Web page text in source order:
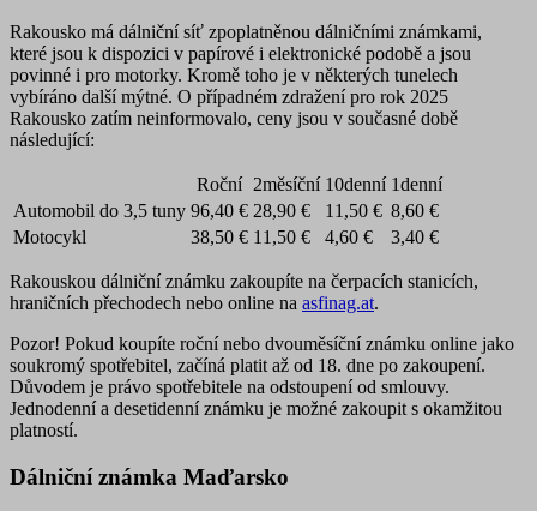
Rakousko má dálniční síť zpoplatněnou dálničními známkami,
které jsou k dispozici v papírové i elektronické podobě a jsou
povinné i pro motorky. Kromě toho je v některých tunelech
vybíráno další mýtné. O případném zdražení pro rok 2025
Rakousko zatím neinformovalo, ceny jsou v současné době
následující:
Roční 2měsíční 10denní 1denní
Automobil do 3,5 tuny 96,40 € 28,90 € 11,50 € 8,60 €
Motocykl
38,50 € 11,50 € 4,60 € 3,40 €
Rakouskou dálniční známku zakoupíte na čerpacích stanicích,
hraničních přechodech nebo online na asfinag.at.
Pozor! Pokud koupíte roční nebo dvouměsíční známku online jako
soukromý spotřebitel, začíná platit až od 18. dne po zakoupení.
Důvodem je právo spotřebitele na odstoupení od smlouvy.
Jednodenní a desetidenní známku je možné zakoupit s okamžitou
platností.
Dálniční známka Maďarsko